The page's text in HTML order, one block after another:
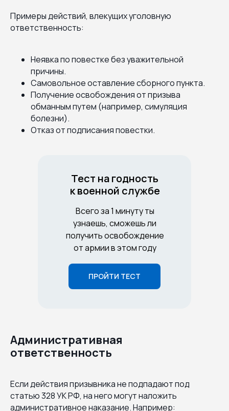
Примеры действий, влекущих уголовную
ответственность:
Неявка по повестке без уважительной
причины.
Самовольное оставление сборного пункта.
Получение освобождения от призыва
обманным путем (например, симуляция
болезни).
Отказ от подписания повестки.
ПРОЙТИ ТЕСТ
Тест на годность
к военной службе
Всего за 1 минуту ты
узнаешь, сможешь ли
получить освобождение
от армии в этом году
Административная
ответственность
Если действия призывника не подпадают под
статью 328 УК РФ, на него могут наложить
административное наказание. Например: